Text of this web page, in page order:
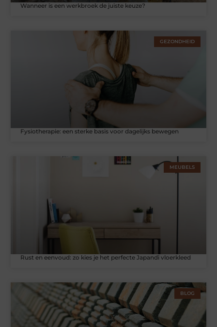
Wanneer is een werkbroek de juiste keuze?
GEZONDHEID
Fysiotherapie: een sterke basis voor dagelijks bewegen
MEUBELS
Rust en eenvoud: zo kies je het perfecte Japandi vloerkleed
BLOG